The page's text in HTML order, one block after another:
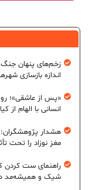
زخم‌های پنهان جنگ
اندازه بازسازی
«پس از عاشقی»؛
انسانی با الهام از
هشدار
مغز نوزاد را تحت
شیک و همیشه‌مد